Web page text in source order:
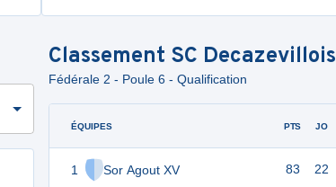
Classement SC Decazevillois
Fédérale 2 - Poule 6 - Qualification
ÉQUIPES
1 Sor Agout XV
PTS JO
83 22